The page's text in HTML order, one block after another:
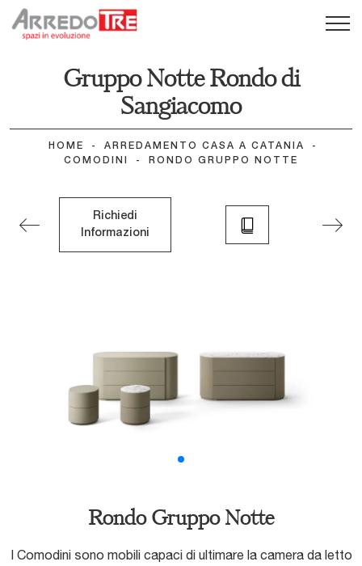
Gruppo Notte Rondo di
Sangiacomo
HOME - ARREDAMENTO CASA A CATANIA
-
COMODINI
- RONDO GRUPPO NOTTE
Richiedi
Informazioni
Rondo Gruppo Notte
I Comodini sono mobili capaci di ultimare la camera da letto